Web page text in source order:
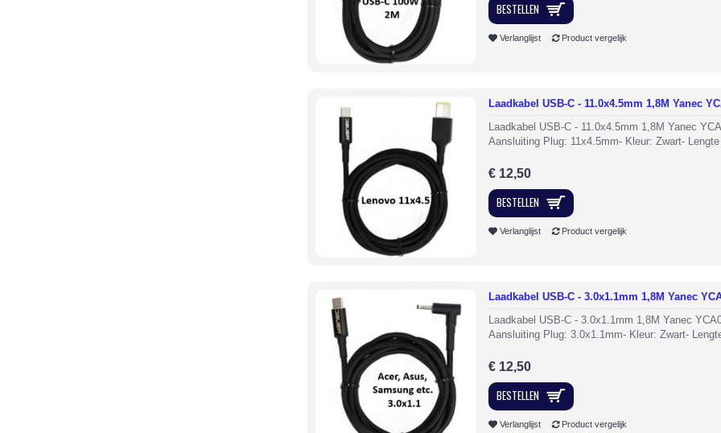
BESTELLEN
Verlanglijst Product vergelijk
Laadkabel USB-C - 11.0x4.5mm 1,8M Yanec
Laadkabel USB-C - 11.0x4.5mm 1,8M Yanec
Aansluiting Plug: 11x4.5mm- Kleur: Zwart-
€ 12,50
BESTELLEN
Verlanglijst Product vergelijk
Laadkabel USB-C - 3.0x1.1mm 1,8M Yanec
Laadkabel USB-C - 3.0x1.1mm 1,8M Yanec
Aansluiting Plug: 3.0x1.1mm- Kleur: Zwart-
€ 12,50
BESTELLEN
Verlanglijst Product vergelijk